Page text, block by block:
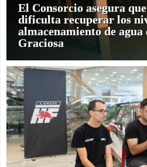
El Consorcio asegura
dificulta recuperar los
almacenamiento de
Graciosa